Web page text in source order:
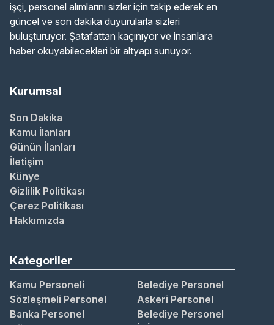
işçi, personel alımlarını sizler için takip ederek en
güncel ve son dakika duyurularla sizleri
buluşturuyor. Şatafattan kaçınıyor ve insanlara
haber okuyabilecekleri bir altyapı sunuyor.
Kurumsal
Son Dakika
Kamu İlanları
Günün İlanları
İletişim
Künye
Gizlilik Politikası
Çerez Politikası
Hakkımızda
Kategoriler
Kamu Personeli
Belediye Personel
Sözleşmeli Personel
Askeri Personel
Banka Personel
Belediye Personel